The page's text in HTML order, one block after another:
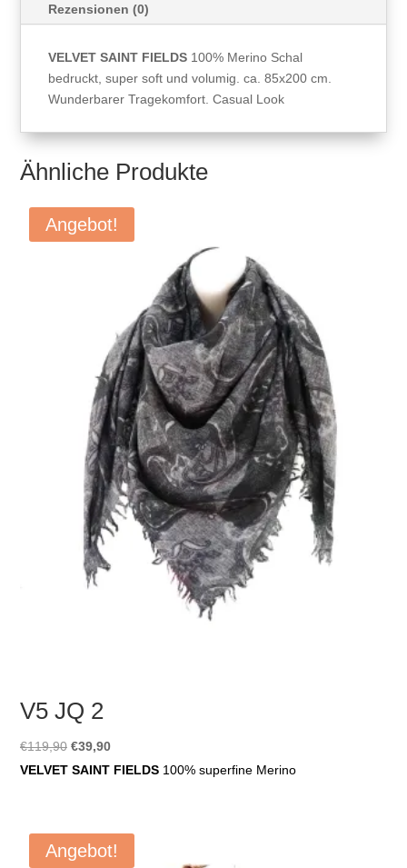
Rezensionen (0)
VELVET SAINT FIELDS 100% Merino Schal
bedruckt, super soft und volumig. ca. 85x200 cm.
Wunderbarer Tragekomfort. Casual Look
Ähnliche Produkte
Angebot!
V5 JQ 2
€119,90 Ursprünglicher
Preis
€39,90Aktueller
Preis
VELVET SAINT FIELDS 100% superfine Merino
Angebot!